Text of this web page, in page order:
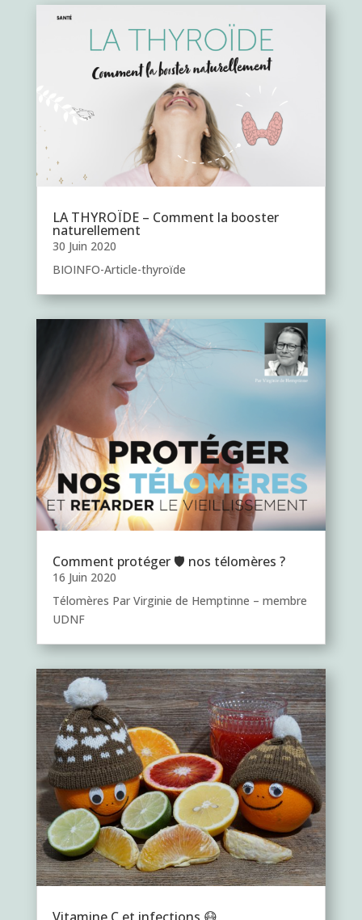
LA THYROÏDE – Comment la booster
naturellement
30 Juin 2020
BIOINFO-Article-thyroïde
Comment protéger 🛡 nos télomères ?
16 Juin 2020
Télomères Par Virginie de Hemptinne – membre
UDNF